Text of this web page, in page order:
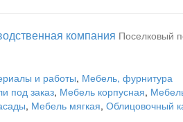
компания Поселковый
и работы, Мебель, фурнитура
под заказ, Мебель корпусная,
, Мебель мягкая, Облицовочный